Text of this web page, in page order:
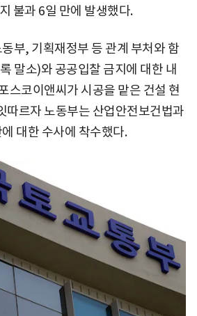
불과 6일 만에 발생했다.
부, 기획재정부 등 관계 부처와 함
말소)와 공공입찰 금지에 대한 내
스코이앤씨가 시공을 맡은 건설 현
따르자 노동부는 산업안전보건법과
대한 수사에 착수했다.